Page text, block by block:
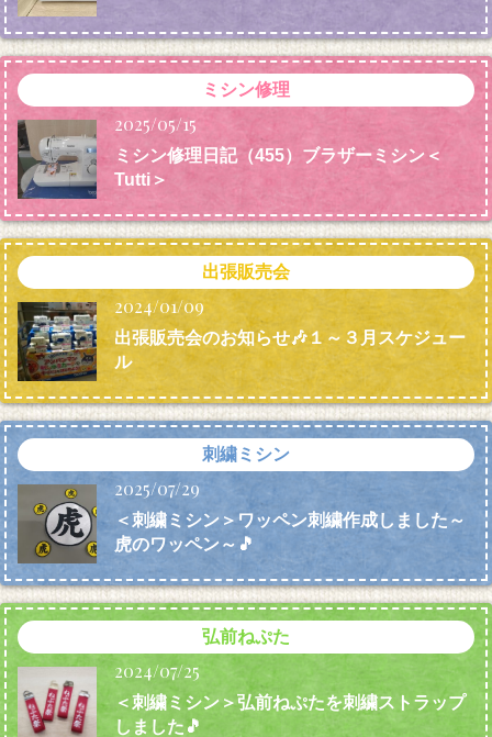
ミシン修理
2025/05/15
ミシン修理日記（455）ブラザーミシン＜
Tutti＞
出張販売会
2024/01/09
出張販売会のお知らせ🎶１～３月スケジュー
ル
刺繍ミシン
2025/07/29
＜刺繍ミシン＞ワッペン刺繍作成しました～
虎のワッペン～🎵
弘前ねぷた
2024/07/25
＜刺繍ミシン＞弘前ねぷたを刺繍ストラップ
しました🎵